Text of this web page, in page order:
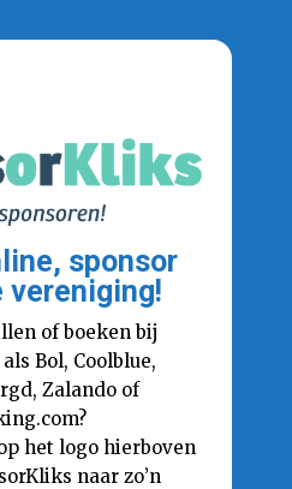
sponsor
vereniging!
of boeken bij
Bol, Coolblue,
Zalando of
het logo hierboven
naar zo’n